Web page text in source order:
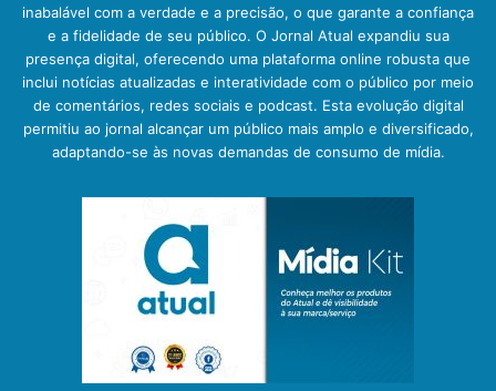
inabalável com a verdade e a precisão, o que garante a confiança
e a fidelidade de seu público. O Jornal Atual expandiu sua
presença digital, oferecendo uma plataforma online robusta que
inclui notícias atualizadas e interatividade com o público por meio
de comentários, redes sociais e podcast. Esta evolução digital
permitiu ao jornal alcançar um público mais amplo e diversificado,
adaptando-se às novas demandas de consumo de mídia.